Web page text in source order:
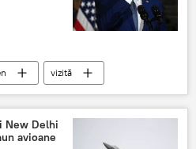
vizită
New Delhi
avioane